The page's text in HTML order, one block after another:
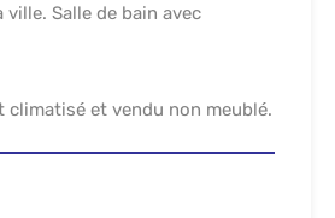
Salle de bain avec
climatisé et vendu non meublé.